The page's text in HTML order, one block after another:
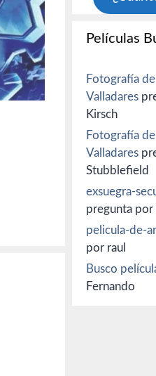
Películas
Fotografía
Valladares
Kirsch
Fotografía
Valladares
Stubblefield
exsuegra-
pregunta por
pelicula-de-
por raul
Busco
Fernando